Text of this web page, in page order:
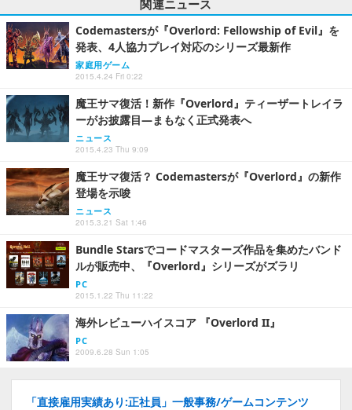
関連ニュース
Codemastersが『Overlord: Fellowship of Evil』を
発表、4人協力プレイ対応のシリーズ最新作
家庭用ゲーム
2015.4.24 Fri 0:22
魔王サマ復活！新作『Overlord』ティーザートレイラ
ーがお披露目―まもなく正式発表へ
ニュース
2015.4.23 Thu 9:09
魔王サマ復活？ Codemastersが『Overlord』の新作
登場を示唆
ニュース
2015.3.21 Sat 1:46
Bundle Starsでコードマスターズ作品を集めたバンド
ルが販売中、『Overlord』シリーズがズラリ
PC
2015.1.22 Thu 11:22
海外レビューハイスコア 『Overlord II』
PC
2009.6.28 Sun 1:05
「直接雇用実績あり:正社員」一般事務/ゲームコンテンツ